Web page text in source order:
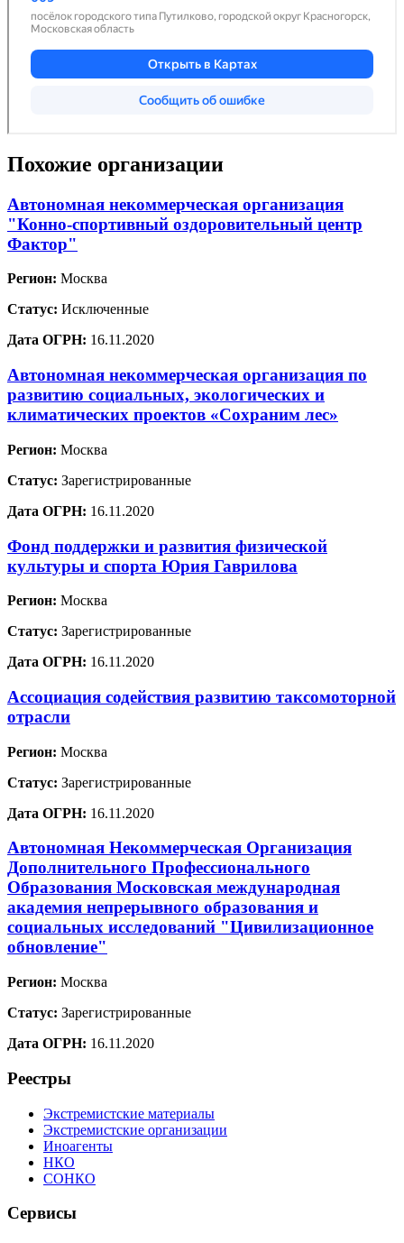
Похожие организации
Автономная некоммерческая организация
"Конно-спортивный оздоровительный центр
Фактор"
Регион: Москва
Статус: Исключенные
Дата ОГРН: 16.11.2020
Автономная некоммерческая организация по
развитию социальных, экологических и
климатических проектов «Сохраним лес»
Регион: Москва
Статус: Зарегистрированные
Дата ОГРН: 16.11.2020
Фонд поддержки и развития физической
культуры и спорта Юрия Гаврилова
Регион: Москва
Статус: Зарегистрированные
Дата ОГРН: 16.11.2020
Ассоциация содействия развитию таксомоторной
отрасли
Регион: Москва
Статус: Зарегистрированные
Дата ОГРН: 16.11.2020
Автономная Некоммерческая Организация
Дополнительного Профессионального
Образования Московская международная
академия непрерывного образования и
социальных исследований "Цивилизационное
обновление"
Регион: Москва
Статус: Зарегистрированные
Дата ОГРН: 16.11.2020
Реестры
Экстремистские материалы
Экстремистские организации
Иноагенты
НКО
СОНКО
Сервисы